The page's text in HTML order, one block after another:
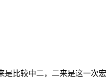
比较中二，二来是这一次